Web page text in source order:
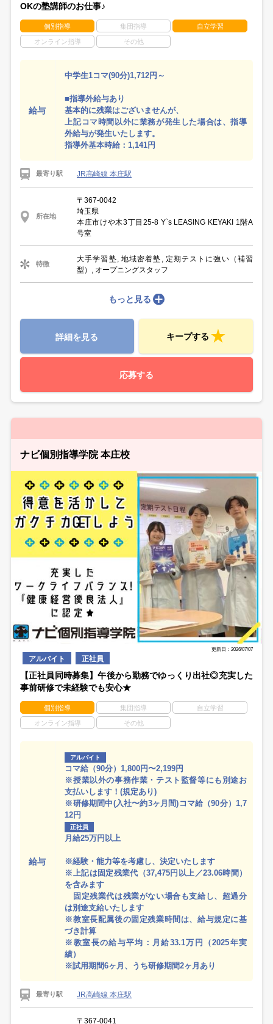
OKの塾講師のお仕事♪
個別指導 集団指導 自立学習
オンライン指導 その他
給与
中学生1コマ(90分)1,712円～
■指導外給与あり
基本的に残業はございませんが、
上記コマ時間以外に業務が発生した場合は、指導
外給与が発生いたします。
指導外基本時給：1,141円
最寄り駅 JR高崎線 本庄駅
所在地
〒367-0042
埼玉県
本庄市けや木3丁目25-8 Y`s LEASING KEYAKI 1階A
号室
特徴
大手学習塾, 地域密着塾, 定期テストに強い（補習
型）, オープニングスタッフ
もっと見る
詳細を見る キープする
応募する
ナビ個別指導学院 本庄校
更新日：2026/07/07
アルバイト 正社員
【正社員同時募集】午後から勤務でゆっくり出社◎充実した
事前研修で未経験でも安心★
個別指導 集団指導 自立学習
オンライン指導 その他
給与
アルバイト
コマ給（90分）1,800円〜2,199円
※授業以外の事務作業・テスト監督等にも別途お
支払いします！(規定あり)
※研修期間中(入社〜約3ヶ月間)コマ給（90分）1,7
12円
正社員
月給25万円以上
※経験・能力等を考慮し、決定いたします
※上記は固定残業代（37,475円以上／23.06時間）
を含みます
固定残業代は残業がない場合も支給し、超過分
は別途支給いたします
※教室長配属後の固定残業時間は、給与規定に基
づき計算
※教室長の給与平均：月給33.1万円（2025年実
績）
※試用期間6ヶ月、うち研修期間2ヶ月あり
最寄り駅 JR高崎線 本庄駅
〒367-0041